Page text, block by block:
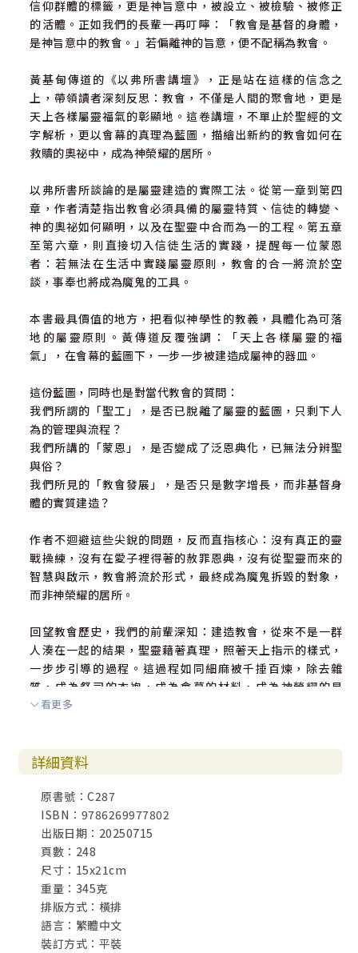
信仰群體的標籤，更是神旨意中，被設立、被檢驗、被修正
的活體。正如我們的長輩一再叮嚀：「教會是基督的身體，
是神旨意中的教會。」若偏離神的旨意，便不配稱為教會。
黃基甸傳道的《以弗所書講壇》，正是站在這樣的信念之
上，帶領讀者深刻反思：教會，不僅是人間的聚會地，更是
天上各樣屬靈福氣的彰顯地。這卷講壇，不單止於聖經的文
字解析，更以會幕的真理為藍圖，描繪出新約的教會如何在
救贖的奧祕中，成為神榮耀的居所。
以弗所書所談論的是屬靈建造的實際工法。從第一章到第四
章，作者清楚指出教會必須具備的屬靈特質、信徒的轉變、
神的奧祕如何顯明，以及在聖靈中合而為一的工程。第五章
至第六章，則直接切入信徒生活的實踐，提醒每一位蒙恩
者：若無法在生活中實踐屬靈原則，教會的合一將流於空
談，事奉也將成為魔鬼的工具。
本書最具價值的地方，把看似神學性的教義，具體化為可落
地的屬靈原則。黃傳道反覆強調：「天上各樣屬靈的福
氣」，在會幕的藍圖下，一步一步被建造成屬神的器皿。
這份藍圖，同時也是對當代教會的質問：
我們所謂的「聖工」，是否已脫離了屬靈的藍圖，只剩下人
為的管理與流程？
我們所講的「蒙恩」，是否變成了泛恩典化，已無法分辨聖
與俗？
我們所見的「教會發展」，是否只是數字增長，而非基督身
體的實質建造？
作者不迴避這些尖銳的問題，反而直指核心：沒有真正的靈
戰操練，沒有在愛子裡得著的赦罪恩典，沒有從聖靈而來的
智慧與啟示，教會將流於形式，最終成為魔鬼拆毀的對象，
而非神榮耀的居所。
回望教會歷史，我們的前輩深知：建造教會，從來不是一群
人湊在一起的結果，聖靈藉著真理，照著天上指示的樣式，
一步步引導的過程。這過程如同細麻被千捶百煉，除去雜
質，成為祭司的衣袍，成為會幕的材料，成為神榮耀的見
證。
道以嚴謹的查經，配合深刻的屬靈反思，帶領讀者重新確認
——教會的存在，不是為了滿足人的需求，而是為了完成神的
旨意。這旨意，在基督裡早已成全，教會的責任，是將這旨
意活化於地上。
在全地動盪、信仰世俗化的今天，這本《以弗所書講壇》，
是每一位信徒的屬靈鏡子。願所有閱讀此書的弟兄姐妹，重
新校準自己，從神的話語中，重新建構出教會的屬靈樣式。
文宣處
看更多
詳細資料
原書號：C287
ISBN：9786269977802
出版日期：20250715
頁數：248
尺寸：15x21cm
重量：345克
排版方式：橫排
語言：繁體中文
裝訂方式：平裝